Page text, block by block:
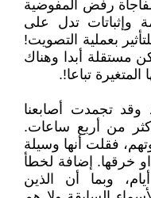
رفض المفوضية
تدل على
بعملية التصويت!
مستقلة أبدا وهناك
تباعا!.
وقد تجمدت أصابعنا
من أربع ساعات.
فقلت أنها وسيلة
او خرقها. إضافة لخطأ
وبما أن الذين